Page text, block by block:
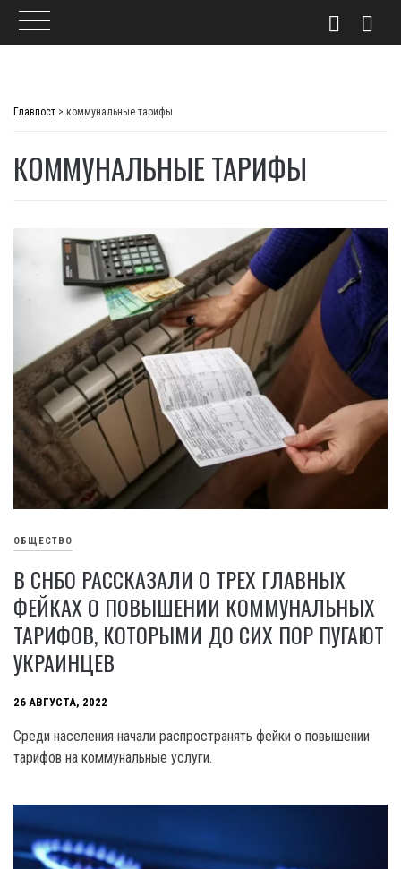
Главпост > коммунальные тарифы
КОММУНАЛЬНЫЕ ТАРИФЫ
ОБЩЕСТВО
В СНБО РАССКАЗАЛИ О ТРЕХ ГЛАВНЫХ
ФЕЙКАХ О ПОВЫШЕНИИ КОММУНАЛЬНЫХ
ТАРИФОВ, КОТОРЫМИ ДО СИХ ПОР ПУГАЮТ
УКРАИНЦЕВ
26 АВГУСТА, 2022
Среди населения начали распространять фейки о повышении
тарифов на коммунальные услуги.